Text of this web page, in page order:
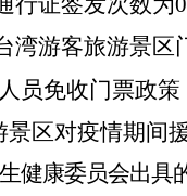
湾游客旅游景
员免收门票政策
区对疫情期间
健康委员会出具